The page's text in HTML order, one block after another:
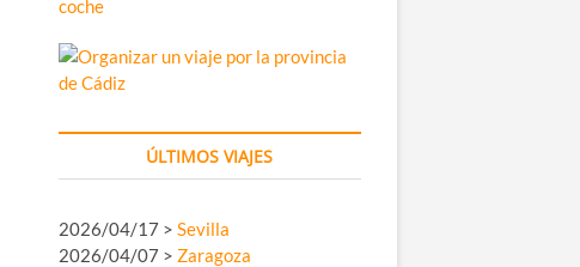
ÚLTIMOS VIAJES
2026/04/17 > Sevilla
2026/04/07 > Zaragoza